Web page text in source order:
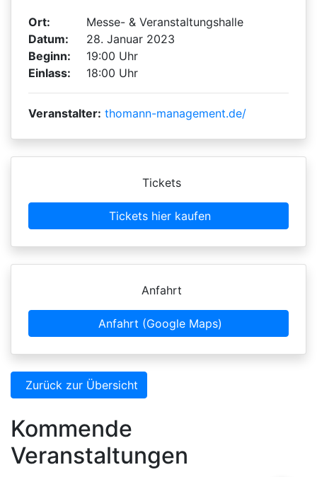
Ort:
Messe- & Veranstaltungshalle
Datum:
28. Januar 2023
Beginn:
19:00 Uhr
Einlass:
18:00 Uhr
Veranstalter: thomann-management.de/
Tickets
Tickets hier kaufen
Anfahrt
Anfahrt (Google Maps)
Zurück zur Übersicht
Kommende
Veranstaltungen